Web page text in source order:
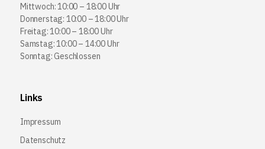
Mittwoch: 10:00 – 18:00 Uhr
Donnerstag: 10:00 – 18:00 Uhr
Freitag: 10:00 – 18:00 Uhr
Samstag: 10:00 – 14:00 Uhr
Sonntag: Geschlossen
Links
Impressum
Datenschutz